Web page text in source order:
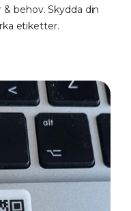
behov. Skydda din
etiketter.